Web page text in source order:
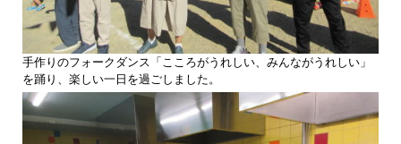
手作りのフォークダンス「こころがうれしい、みんながうれしい」
を踊り、楽しい一日を過ごしました。